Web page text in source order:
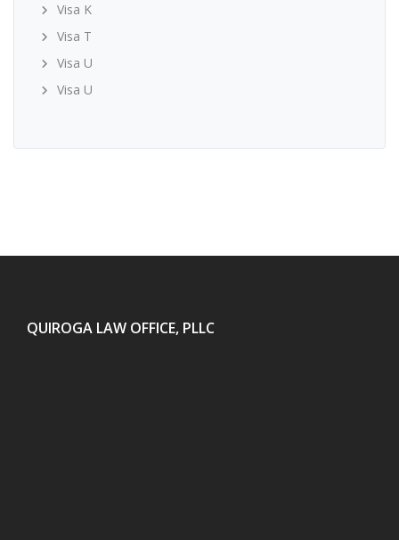
Visa K
Visa T
Visa U
Visa U
QUIROGA LAW OFFICE, PLLC